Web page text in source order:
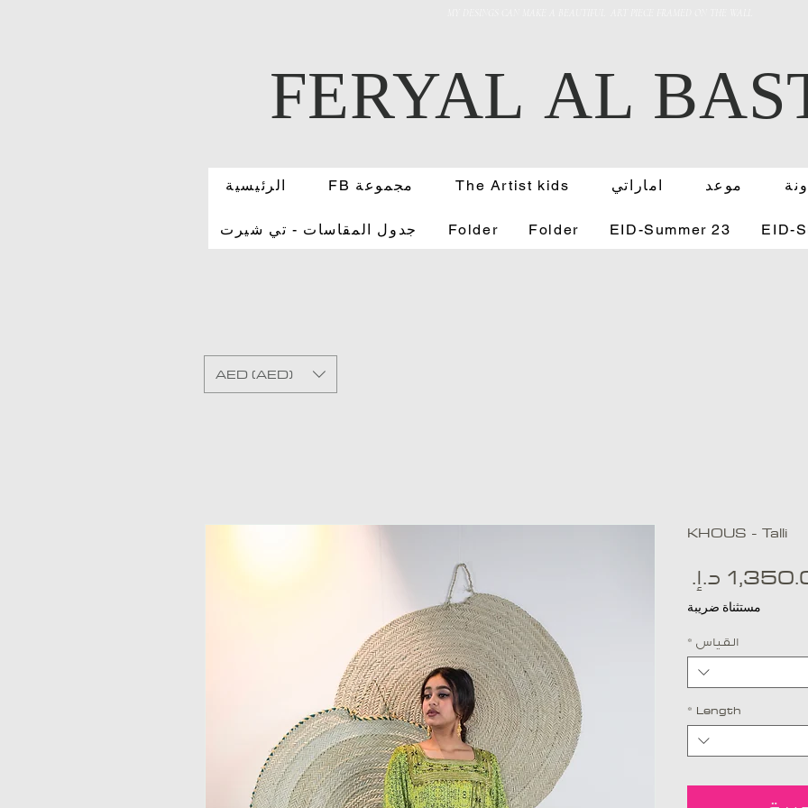
FERYAL AL
الرئيسية FB مجموعة The Artist kids اماراتي موعد
جدول المقاسات - تي شيرت Folder Folder EID-Summer 23 EID-
AED (AED)
KHOUS - Talli
مستثناة ضريبة
القياس *
Length
*